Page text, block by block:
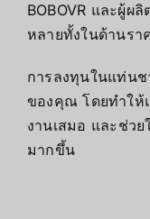
BOBOVR และผู้ผ
หลายทั้งในด้านรา
การลงทุนในแท่นช
ของคุณ โดยทำใ
งานเสมอ และช่ว
มากขึ้น